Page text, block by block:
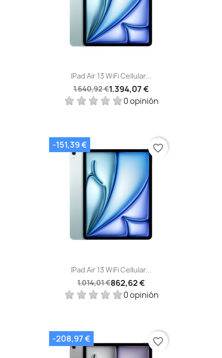
IPad Air 13 WiFi Cellular...
1.640,92 €1.394,07 €
0 opinión
IPad Air 13 WiFi Cellular...
1.014,01 €862,62 €
0 opinión
-151,39 € favorite_border
-208,97 € favorite_border